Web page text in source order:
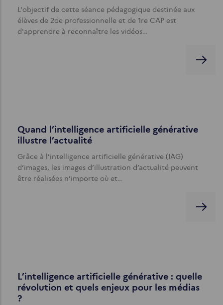
L'objectif de cette séance pédagogique destinée aux
élèves de 2de professionnelle et de 1re CAP est
d'apprendre à reconnaître les vidéos…
Quand l’intelligence artificielle générative
illustre l’actualité
Grâce à l’intelligence artificielle générative (IAG)
d’images, les images d’illustration d’actualité peuvent
être réalisées n’importe où et…
L’intelligence artificielle générative : quelle
révolution et quels enjeux pour les médias
?